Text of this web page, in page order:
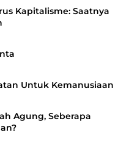
Kapitalisme: Saatnya
Untuk Kemanusiaan
Agung, Seberapa